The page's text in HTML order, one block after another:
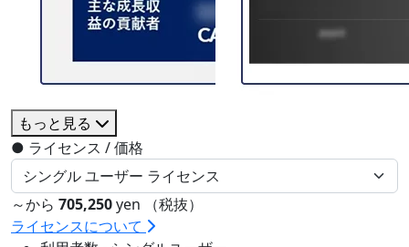
もっと見る
● ライセンス / 価格
～から 705,250yen （税抜）
ライセンスについて